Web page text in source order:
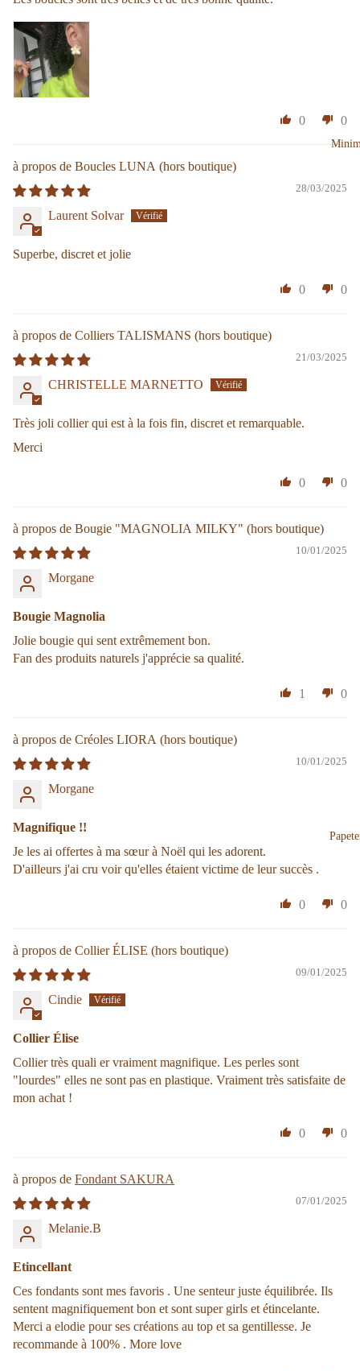
0 0
Boucles LUNA
28/03/2025
Laurent Solvar
Superbe, discret et jolie
0 0
Colliers TALISMANS
21/03/2025
CHRISTELLE MARNETTO
Très joli collier qui est à la fois fin, discret et remarquable.
Merci
0 0
Bougie "MAGNOLIA MILKY"
10/01/2025
Morgane
Bougie Magnolia
Jolie bougie qui sent extrêmement bon.
Fan des produits naturels j'apprécie sa qualité.
1 0
Créoles LIORA
10/01/2025
Morgane
Magnifique !!
Je les ai offertes à ma sœur à Noël qui les adorent.
D'ailleurs j'ai cru voir qu'elles étaient victime de leur succès .
0 0
Collier ÉLISE
09/01/2025
Cindie
Collier Élise
Collier très quali er vraiment magnifique. Les perles sont
"lourdes" elles ne sont pas en plastique. Vraiment très satisfaite de
mon achat !
0 0
Fondant SAKURA
07/01/2025
Melanie.B
Etincellant
Ces fondants sont mes favoris . Une senteur juste équilibrée. Ils
sentent magnifiquement bon et sont super girls et étincelante.
Merci a elodie pour ses créations au top et sa gentillesse. Je
recommande à 100% . More love